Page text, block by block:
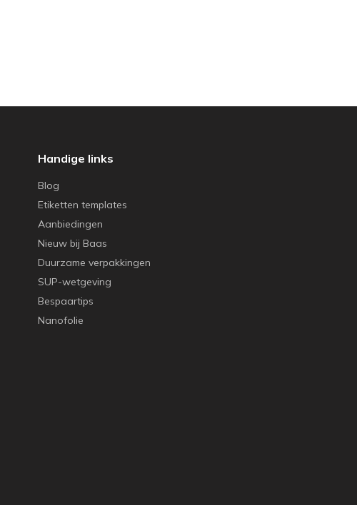
Handige links
Blog
Etiketten templates
Aanbiedingen
Nieuw bij Baas
Duurzame verpakkingen
SUP-wetgeving
Bespaartips
Nanofolie